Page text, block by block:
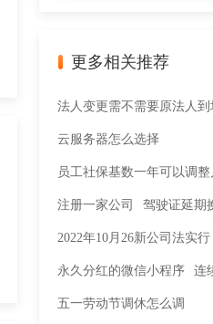
更多相关推荐
法人变更需不需要原法人到
云服务器怎么选择
员工社保基数一年可以调整
注册一家公司 驾驶证延期
2022年10月26新公司法实行
永久分红的微信小程序 连
五一劳动节调休怎么调